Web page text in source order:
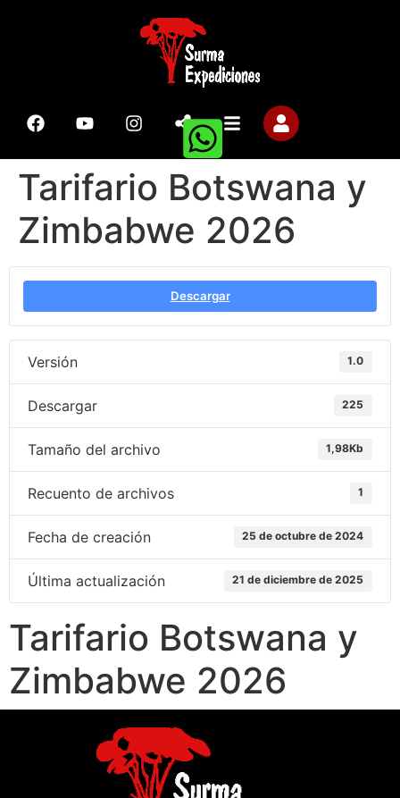
Tarifario Botswana y
Zimbabwe 2026
Descargar
Versión 1.0
Descargar 225
Tamaño del archivo 1,98Kb
Recuento de archivos 1
Fecha de creación 25 de octubre de 2024
Última actualización 21 de diciembre de 2025
Tarifario Botswana y
Zimbabwe 2026